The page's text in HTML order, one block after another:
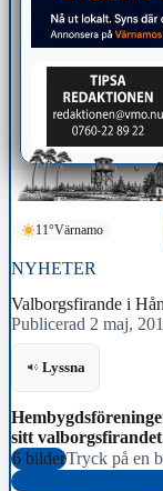
11°Värnamo
NYHETER
Valborgsfirande i
Publicerad 2 maj,
Lyssna
sitt
6 bilderTryck på en